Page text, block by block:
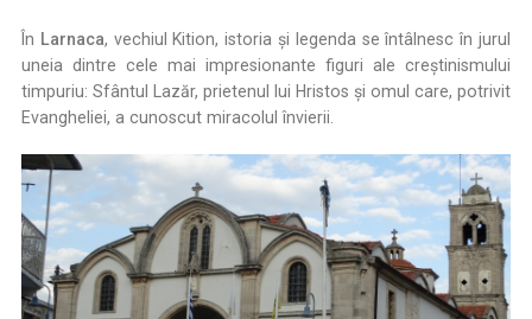
În Larnaca, vechiul Kition, istoria și legenda se întâlnesc în jurul
uneia dintre cele mai impresionante figuri ale creștinismului
timpuriu: Sfântul Lazăr, prietenul lui Hristos și omul care, potrivit
Evangheliei, a cunoscut miracolul învierii.